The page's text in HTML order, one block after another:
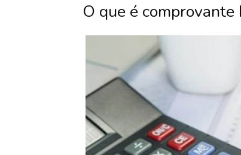
O que é comprovante